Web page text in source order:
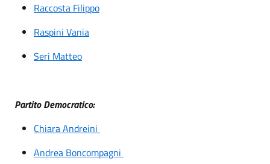
Raccosta Filippo
Raspini Vania
Seri Matteo
Partito Democratico:
Chiara Andreini
Andrea Boncompagni